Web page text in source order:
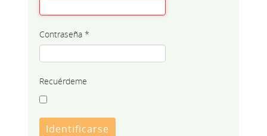
Contraseña*
Recuérdeme
Identificarse